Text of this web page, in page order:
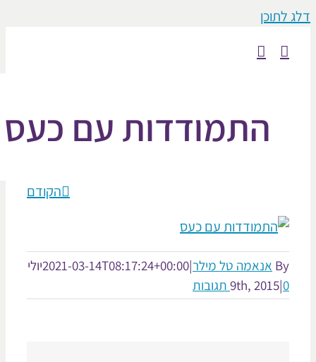
התמודדות עם כעס
הקודם
אנאמה טל מילר|
2021-03-14T08:17:24+00:00יולי
9th, 2015